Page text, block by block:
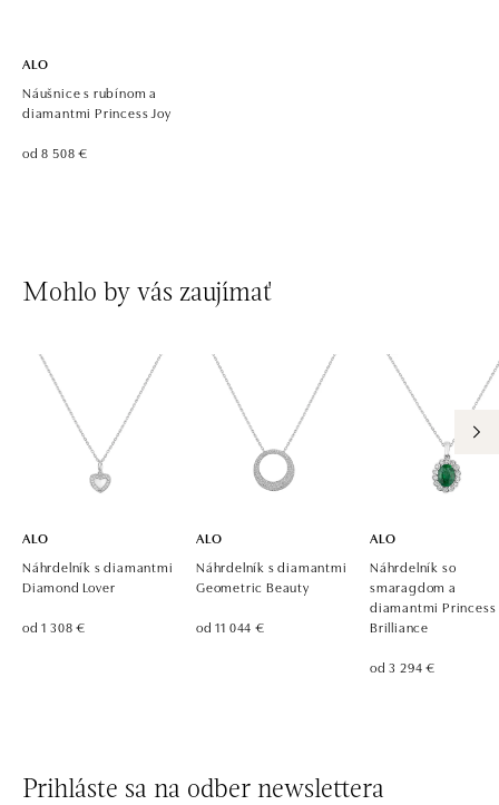
ALO
Náušnice s rubínom a
diamantmi Princess Joy
od 8 508 €
Mohlo by vás zaujímať
ALO
Náhrdelník s diamantmi
Diamond Lover
od 1 308 €
ALO
Náhrdelník s diamantmi
Geometric Beauty
od 11 044 €
ALO
Náhrdelník so
smaragdom a
diamantmi Princess
Brilliance
od 3 294 €
Prihláste sa na odber newslettera